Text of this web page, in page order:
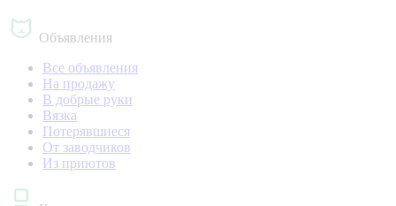
Объявления
Все объявления
На продажу
В добрые руки
Вязка
Потерявшиеся
От заводчиков
Из приютов